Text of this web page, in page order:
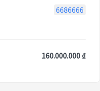
6686666
160.000.000 ₫